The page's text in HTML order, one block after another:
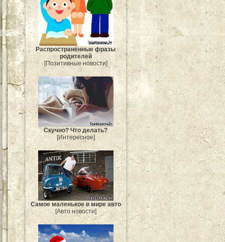
Распространённые фразы
родителей
[Позитивные новости]
Скучно? Что делать?
[Интересное]
Самое маленькое в мире авто
[Авто новости]